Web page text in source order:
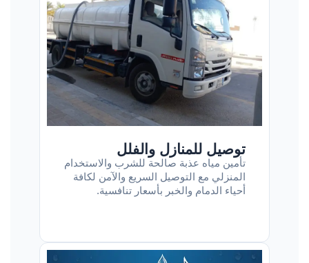
توصيل للمنازل والفلل
تأمين مياه عذبة صالحة للشرب والاستخدام
المنزلي مع التوصيل السريع والآمن لكافة
أحياء الدمام والخبر بأسعار تنافسية.